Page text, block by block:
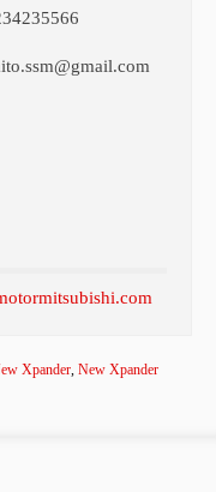
Xpander, New Xpander